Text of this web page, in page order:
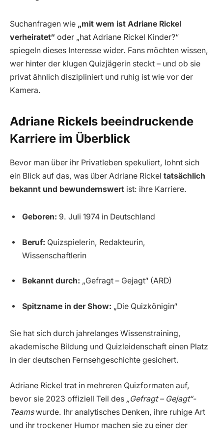
Suchanfragen wie „mit wem ist Adriane Rickel
verheiratet“ oder „hat Adriane Rickel Kinder?“
spiegeln dieses Interesse wider. Fans möchten wissen,
wer hinter der klugen Quizjägerin steckt – und ob sie
privat ähnlich diszipliniert und ruhig ist wie vor der
Kamera.
Adriane Rickels beeindruckende
Karriere im Überblick
Bevor man über ihr Privatleben spekuliert, lohnt sich
ein Blick auf das, was über Adriane Rickel tatsächlich
bekannt und bewundernswert ist: ihre Karriere.
Geboren: 9. Juli 1974 in Deutschland
Beruf: Quizspielerin, Redakteurin,
Wissenschaftlerin
Bekannt durch: „Gefragt – Gejagt“ (ARD)
Spitzname in der Show: „Die Quizkönigin“
Sie hat sich durch jahrelanges Wissenstraining,
akademische Bildung und Quizleidenschaft einen Platz
in der deutschen Fernsehgeschichte gesichert.
Adriane Rickel trat in mehreren Quizformaten auf,
bevor sie 2023 offiziell Teil des „Gefragt – Gejagt“-
Teamswurde. Ihr analytisches Denken, ihre ruhige Art
und ihr trockener Humor machen sie zu einer der